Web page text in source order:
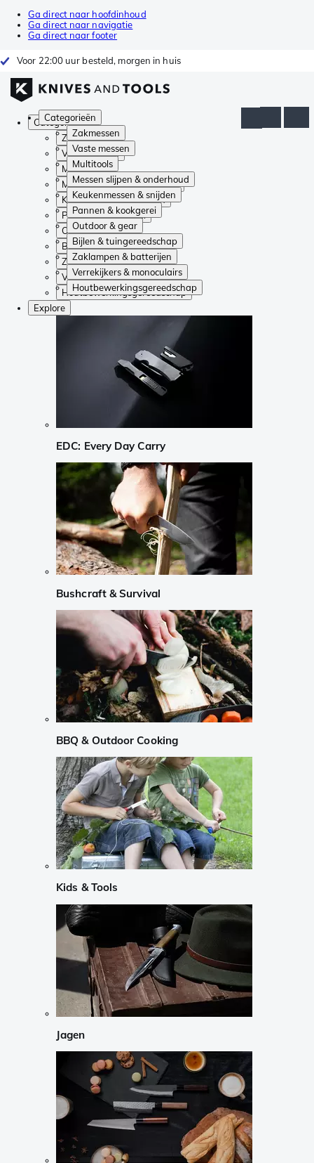
Ga direct naar hoofdinhoud
Ga direct naar navigatie
Ga direct naar footer
Voor 22:00 uur besteld, morgen in huis
Categorieën
Zakmessen
Vaste messen
Multitools
Messen slijpen & onderhoud
Keukenmessen & snijden
Pannen & kookgerei
Outdoor & gear
Bijlen & tuingereedschap
Zaklampen & batterijen
Verrekijkers & monoculairs
Houtbewerkingsgereedschap
Categorieën
Zakmessen
Vaste messen
Multitools
Messen slijpen & onderhoud
Keukenmessen & snijden
Pannen & kookgerei
Outdoor & gear
Bijlen & tuingereedschap
Zaklampen & batterijen
Verrekijkers & monoculairs
Houtbewerkingsgereedschap
Explore
EDC: Every Day Carry
Bushcraft & Survival
BBQ & Outdoor Cooking
Kids & Tools
Jagen